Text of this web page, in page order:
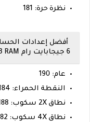
نظرة حرة: 181
أفضل إعدادات
6 جيجابايت رام 6GB RAM :
عام: 190
النقطة الحمراء: 184
نطاق 2X سكوب: 188
نطاق 4X سكوب: 182